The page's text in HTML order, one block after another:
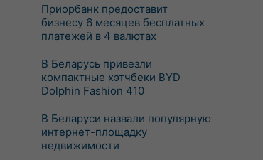
Приорбанк предоставит
бизнесу 6 месяцев бесплатных
платежей в 4 валютах
В Беларусь привезли
компактные хэтчбеки BYD
Dolphin Fashion 410
В Беларуси назвали популярную
интернет-площадку
недвижимости